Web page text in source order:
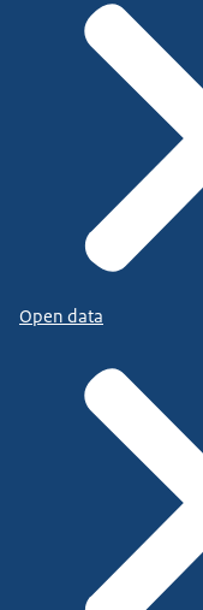
Open data